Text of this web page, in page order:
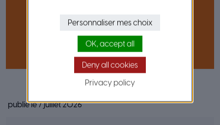
publié le 7 juillet 2026
Personnaliser mes choix
OK, accept all
Deny all cookies
Privacy policy